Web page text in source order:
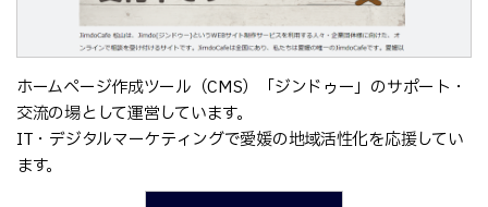
ホームページ作成ツール（CMS）「ジンドゥー」のサポート・
交流の場として運営しています。
IT・デジタルマーケティングで愛媛の地域活性化を応援してい
ます。